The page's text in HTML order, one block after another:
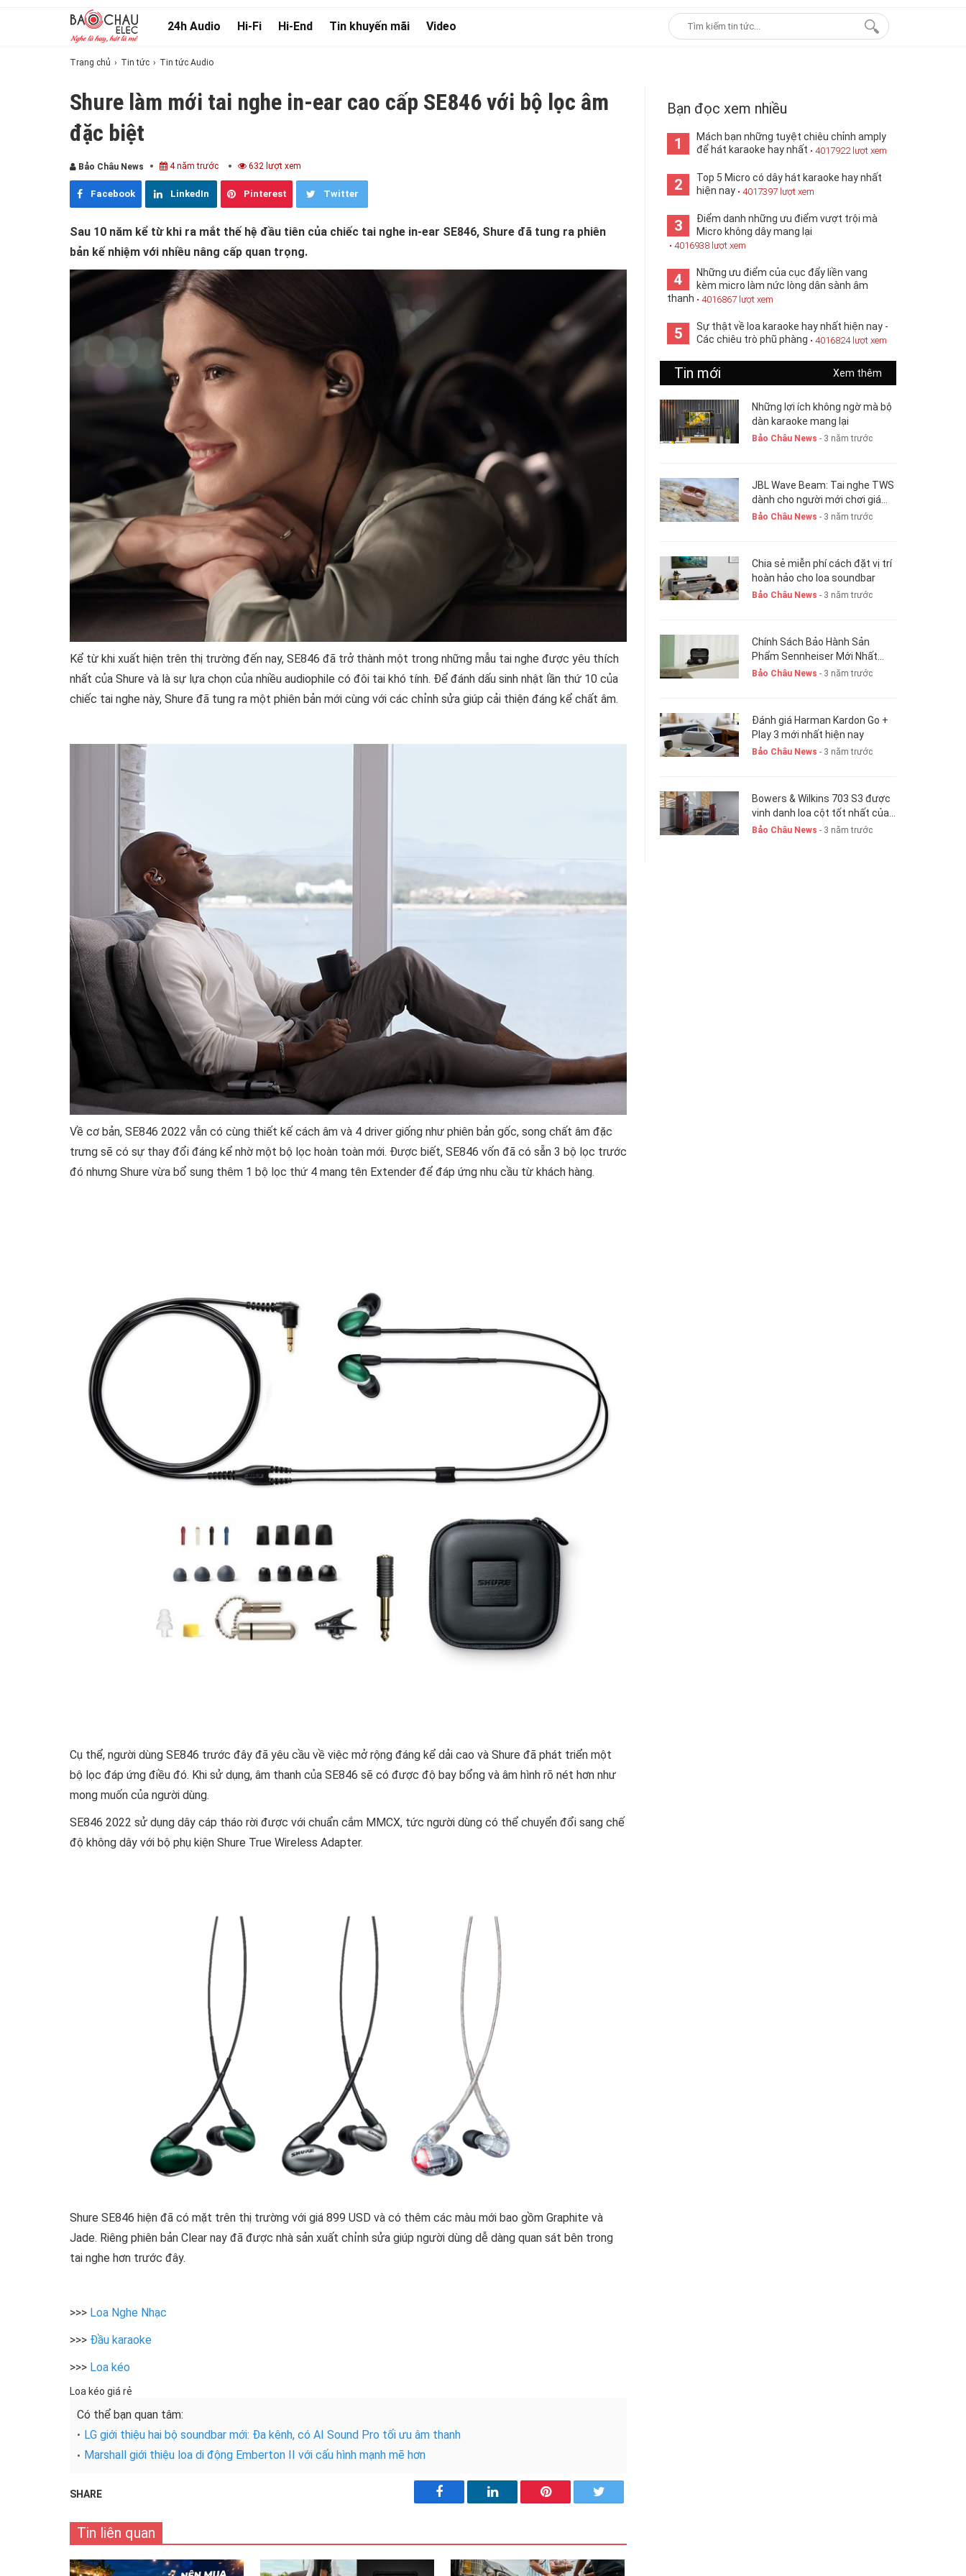
24h Audio Hi-Fi Hi-End Tin khuyến mãi Video
Trang chủ Tin tức Tin tức Audio
Shure làm mới tai nghe in-ear cao cấp SE846 với bộ lọc âm
đặc biệt
Bảo Châu News 4 năm trước 632 lượt xem
Facebook LinkedIn Pinterest Twitter
Sau 10 năm kể từ khi ra mắt thế hệ đầu tiên của chiếc tai nghe in-ear SE846, Shure đã tung ra phiên
bản kế nhiệm với nhiều nâng cấp quan trọng.
Kể từ khi xuất hiện trên thị trường đến nay, SE846 đã trở thành một trong những mẫu tai nghe được yêu thích
nhất của Shure và là sự lựa chọn của nhiều audiophile có đôi tai khó tính. Để đánh dấu sinh nhật lần thứ 10 của
chiếc tai nghe này, Shure đã tung ra một phiên bản mới cùng với các chỉnh sửa giúp cải thiện đáng kể chất âm.
Về cơ bản, SE846 2022 vẫn có cùng thiết kế cách âm và 4 driver giống như phiên bản gốc, song chất âm đặc
trưng sẽ có sự thay đổi đáng kể nhờ một bộ lọc hoàn toàn mới. Được biết, SE846 vốn đã có sẵn 3 bộ lọc trước
đó nhưng Shure vừa bổ sung thêm 1 bộ lọc thứ 4 mang tên Extender để đáp ứng nhu cầu từ khách hàng.
Cụ thể, người dùng SE846 trước đây đã yêu cầu về việc mở rộng đáng kể dải cao và Shure đã phát triển một
bộ lọc đáp ứng điều đó. Khi sử dụng, âm thanh của SE846 sẽ có được độ bay bổng và âm hình rõ nét hơn như
mong muốn của người dùng.
SE846 2022 sử dụng dây cáp tháo rời được với chuẩn cắm MMCX, tức người dùng có thể chuyển đổi sang chế
độ không dây với bộ phụ kiện Shure True Wireless Adapter.
Shure SE846 hiện đã có mặt trên thị trường với giá 899 USD và có thêm các màu mới bao gồm Graphite và
Jade. Riêng phiên bản Clear nay đã được nhà sản xuất chỉnh sửa giúp người dùng dễ dàng quan sát bên trong
tai nghe hơn trước đây.
>>> Loa Nghe Nhạc
>>> Đầu karaoke
>>> Loa kéo
Loa kéo giá rẻ
Có thể bạn quan tâm:
LG giới thiệu hai bộ soundbar mới: Đa kênh, có AI Sound Pro tối ưu âm thanh
Marshall giới thiệu loa di động Emberton II với cấu hình mạnh mẽ hơn
SHARE
Tin liên quan
Bạn đọc xem nhiều
1
Mách bạn những tuyệt chiêu chỉnh amply
để hát karaoke hay nhất • 4017922 lượt xem
2
Top 5 Micro có dây hát karaoke hay nhất
hiện nay • 4017397 lượt xem
3
Điểm danh những ưu điểm vượt trội mà
Micro không dây mang lại
• 4016938 lượt xem
4
Những ưu điểm của cục đẩy liền vang
kèm micro làm nức lòng dân sành âm
thanh • 4016867 lượt xem
5
Sự thật về loa karaoke hay nhất hiện nay -
Các chiêu trò phũ phàng • 4016824 lượt xem
Tin mới Xem thêm
Những lợi ích không ngờ mà bộ
dàn karaoke mang lại
Bảo Châu News - 3 năm trước
JBL Wave Beam: Tai nghe TWS
dành cho người mới chơi giá
chỉ 1,5 triệu đồng
Bảo Châu News - 3 năm trước
Chia sẻ miễn phí cách đặt vị trí
hoàn hảo cho loa soundbar
Bảo Châu News - 3 năm trước
Chính Sách Bảo Hành Sản
Phẩm Sennheiser Mới Nhất
Hiện Nay. New 2023
Bảo Châu News - 3 năm trước
Đánh giá Harman Kardon Go +
Play 3 mới nhất hiện nay
Bảo Châu News - 3 năm trước
Bowers & Wilkins 703 S3 được
vinh danh loa cột tốt nhất của
năm 2023-24
Bảo Châu News - 3 năm trước